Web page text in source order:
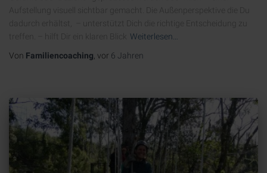
Aufstellung visuell sichtbar gemacht. Die Außenperspektive die Du
dadurch erhältst, – unterstützt Dich die richtige Entscheidung zu
treffen. – hilft Dir ein klaren Blick
Weiterlesen…
Von Familiencoaching , vor 6 Jahren